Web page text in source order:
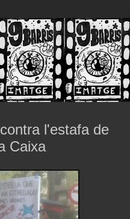
l'estafa de
Caixa